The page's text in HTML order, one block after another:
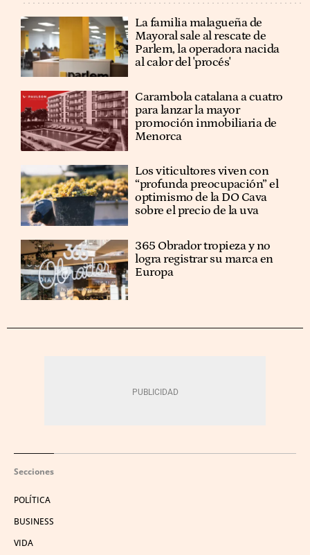
La familia malagueña de
Mayoral sale al rescate de
Parlem, la operadora nacida
al calor del 'procés'
Carambola catalana a cuatro
para lanzar la mayor
promoción inmobiliaria de
Menorca
Los viticultores viven con
“profunda preocupación” el
optimismo de la DO Cava
sobre el precio de la uva
365 Obrador tropieza y no
logra registrar su marca en
Europa
Secciones
POLÍTICA
BUSINESS
VIDA